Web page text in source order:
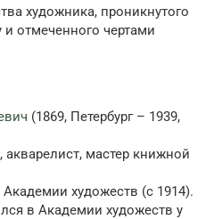
художника, проникнутого
отмеченного чертами
(1869, Петербург – 1939,
мастер книжной
художеств (с 1914).
в Академии художеств у